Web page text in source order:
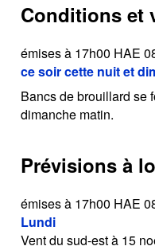
Conditions et
émises à 17h00 HAE
ce soir cette nuit et
Bancs de brouillard se
dimanche matin.
Prévisions à
émises à 17h00 HAE
Lundi
Vent du sud-est à 15